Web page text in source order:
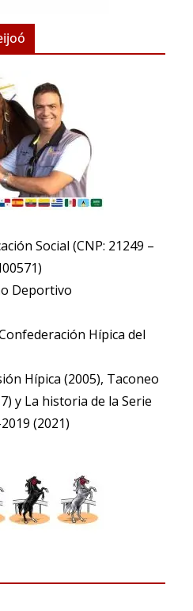
Social (CNP: 21249 –
Deportivo
Hípica del
Hípica (2005), Taconeo
y La historia de la Serie
(2021)